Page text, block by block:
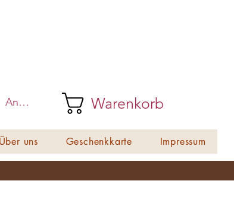
Anmelden Warenkorb
Über uns Geschenkkarte Impressum